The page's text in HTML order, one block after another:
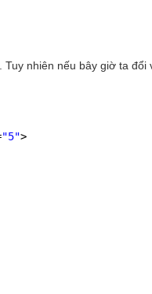
nhiên nếu bây giờ ta
"5">